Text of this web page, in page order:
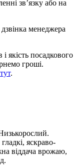
зв’язку або на
менеджера
і якість посадкового
гроші.
тут.
яскраво-
віддача врожаю,